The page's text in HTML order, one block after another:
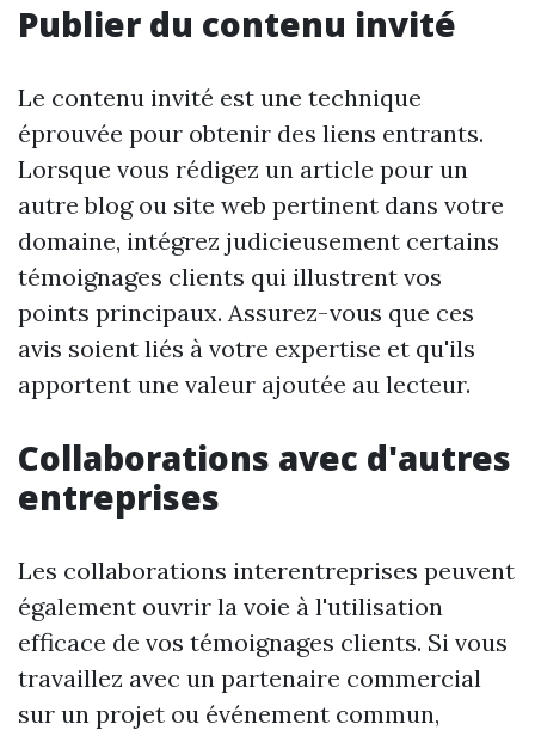
Publier du contenu invité
Le contenu invité est une technique
éprouvée pour obtenir des liens entrants.
Lorsque vous rédigez un article pour un
autre blog ou site web pertinent dans votre
domaine, intégrez judicieusement certains
témoignages clients qui illustrent vos
points principaux. Assurez-vous que ces
avis soient liés à votre expertise et qu'ils
apportent une valeur ajoutée au lecteur.
Collaborations avec d'autres
entreprises
Les collaborations interentreprises peuvent
également ouvrir la voie à l'utilisation
efficace de vos témoignages clients. Si vous
travaillez avec un partenaire commercial
sur un projet ou événement commun,